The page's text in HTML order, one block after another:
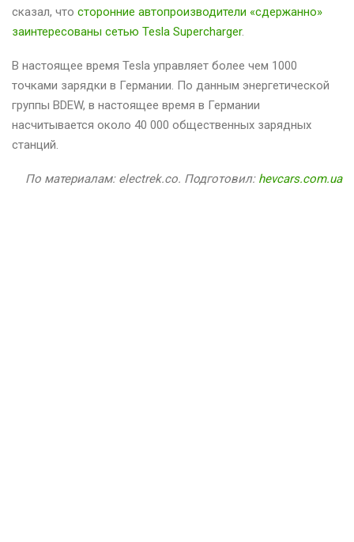
сказал, что сторонние автопроизводители «сдержанно»
заинтересованы сетью Tesla Supercharger.
В настоящее время Tesla управляет более чем 1000
точками зарядки в Германии. По данным энергетической
группы BDEW, в настоящее время в Германии
насчитывается около 40 000 общественных зарядных
станций.
По материалам: electrek.co. Подготовил: hevcars.com.ua